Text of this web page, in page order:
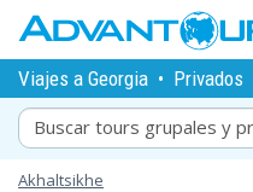
Viajes a Georgia • Privados
Buscar tours grupales y
Akhaltsikhe